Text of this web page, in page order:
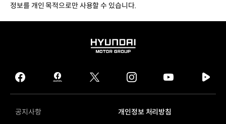
정보를 개인 목적으로만 사용할 수 있습니다.
HYUNDAI
GROUP
facebook
hmg
journal
twitter instagram
tv
공지사항
개인정보 처리방침